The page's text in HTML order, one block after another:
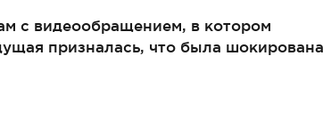
с видеообращением, в котором
призналась, что была шокирована